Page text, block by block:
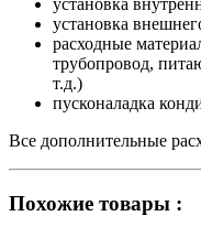
установка
установка
расходные
трубопровод,
т.д.)
пусконаладка
Все дополнительные
Похожие товары :